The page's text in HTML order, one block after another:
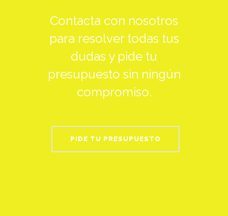
Contacta con nosotros
para resolver todas tus
dudas y pide tu
presupuesto sin ningún
compromiso.
PIDE TU PRESUPUESTO